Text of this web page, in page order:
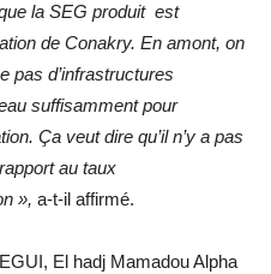
la SEG produit est
de Conakry. En amont, on
pas d’infrastructures
suffisamment pour
Ça veut dire qu’il n’y a pas
au taux
», a-t-il affirmé.
El hadj Mamadou Alpha